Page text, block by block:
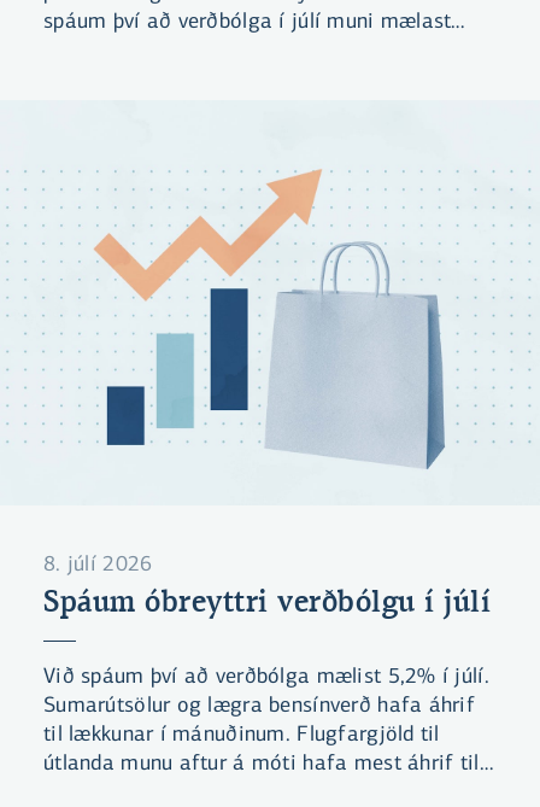
spáum því að verðbólga í júlí muni mælast
8. júlí 2026
Spáum óbreyttri verðbólgu í júlí
Við spáum því að verðbólga mælist 5,2% í júlí.
Sumarútsölur og lægra bensínverð hafa áhrif
til lækkunar í mánuðinum. Flugfargjöld til
útlanda munu aftur á móti hafa mest áhrif til